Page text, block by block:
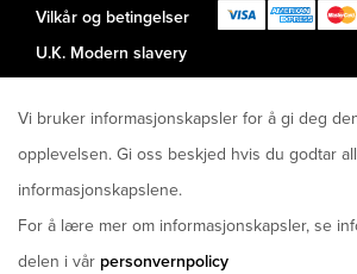
Vilkår og betingelser
U.K. Modern slavery
Vi bruker informasjonskapsler for å gi deg
opplevelsen. Gi oss beskjed hvis du godtar
informasjonskapslene.
For å lære mer om informasjonskapsler, se
delen i vår personvernpolicy